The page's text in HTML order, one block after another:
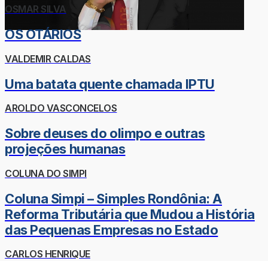
OSMAR SILVA
OS OTÁRIOS
VALDEMIR CALDAS
Uma batata quente chamada IPTU
AROLDO VASCONCELOS
Sobre deuses do olimpo e outras
projeções humanas
COLUNA DO SIMPI
Coluna Simpi – Simples Rondônia: A
Reforma Tributária que Mudou a História
das Pequenas Empresas no Estado
CARLOS HENRIQUE